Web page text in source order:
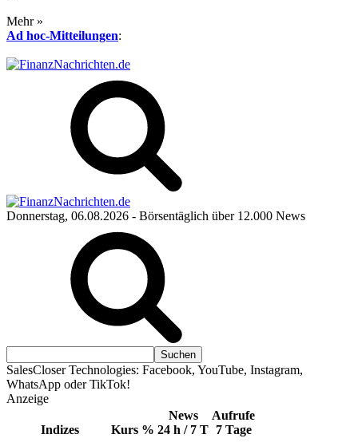
Mehr »
Ad hoc-Mitteilungen:
Donnerstag, 06.08.2026 - Börsentäglich über 12.000 News
SalesCloser Technologies: Facebook, YouTube, Instagram,
WhatsApp oder TikTok!
Anzeige
Indizes Kurs %
News
24 h / 7 T
Aufrufe
7 Tage